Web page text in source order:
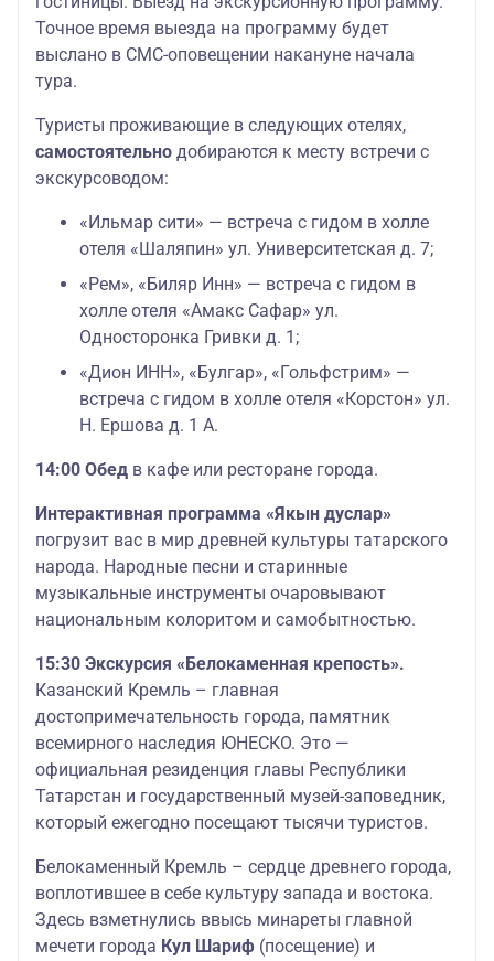
Точное время выезда на программу будет
выслано в СМС-оповещении накануне начала
тура.
Туристы проживающие в следующих отелях,
самостоятельно добираются к месту встречи с
экскурсоводом:
«Ильмар сити» — встреча с гидом в холле
отеля «Шаляпин» ул. Университетская д. 7;
«Рем», «Биляр Инн» — встреча с гидом в
холле отеля «Амакс Сафар» ул.
Односторонка Гривки д. 1;
«Дион ИНН», «Булгар», «Гольфстрим» —
встреча с гидом в холле отеля «Корстон» ул.
Н. Ершова д. 1 А.
14:00 Обед в кафе или ресторане города.
Интерактивная программа «Якын дуслар»
погрузит вас в мир древней культуры татарского
народа. Народные песни и старинные
музыкальные инструменты очаровывают
национальным колоритом и самобытностью.
15:30 Экскурсия «Белокаменная крепость».
Казанский Кремль – главная
достопримечательность города, памятник
всемирного наследия ЮНЕСКО. Это —
официальная резиденция главы Республики
Татарстан и государственный музей-заповедник,
который ежегодно посещают тысячи туристов.
Белокаменный Кремль – сердце древнего города,
воплотившее в себе культуру запада и востока.
Здесь взметнулись ввысь минареты главной
мечети города Кул Шариф (посещение) и